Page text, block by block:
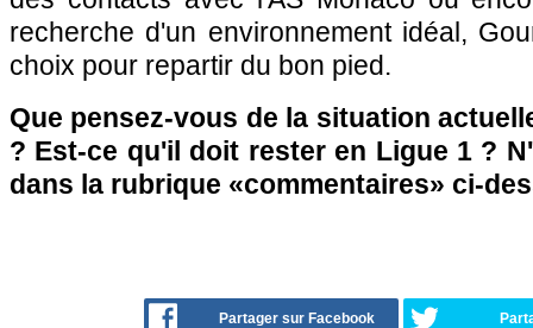
recherche d'un environnement idéal,
choix pour repartir du bon pied.
Que pensez-vous de la situation
? Est-ce qu'il doit rester en Ligue 1 ?
dans la rubrique «commentaires» ci-
Partager sur Facebook